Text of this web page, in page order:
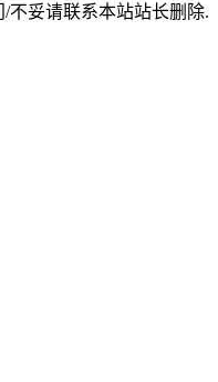
不妥请联系本站站长删除.